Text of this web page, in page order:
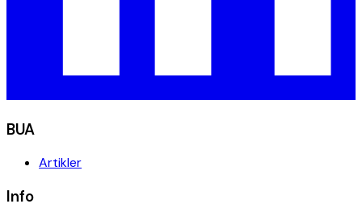
BUA
Artikler
Info